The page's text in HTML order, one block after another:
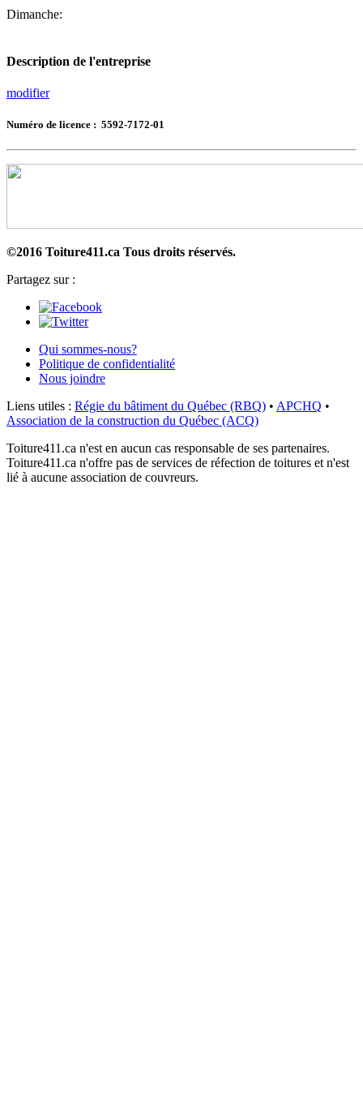
Dimanche:
Description de l'entreprise
modifier
Numéro de licence : 5592-7172-01
©2016 Toiture411.ca Tous droits réservés.
Partagez sur :
Qui sommes-nous?
Politique de confidentialité
Nous joindre
Liens utiles : Régie du bâtiment du Québec (RBQ) • APCHQ •
Association de la construction du Québec (ACQ)
Toiture411.ca n'est en aucun cas responsable de ses partenaires.
Toiture411.ca n'offre pas de services de réfection de toitures et n'est
lié à aucune association de couvreurs.